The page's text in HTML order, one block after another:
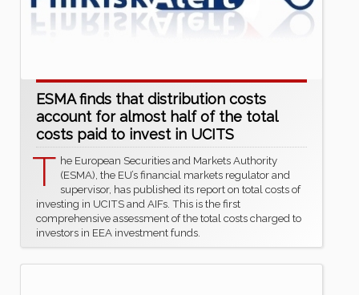
ESMA finds that distribution costs
account for almost half of the total
costs paid to invest in UCITS
T he European Securities and Markets Authority
(ESMA), the EU’s financial markets regulator and
supervisor, has published its report on total costs of
investing in UCITS and AIFs. This is the first
comprehensive assessment of the total costs charged to
investors in EEA investment funds.